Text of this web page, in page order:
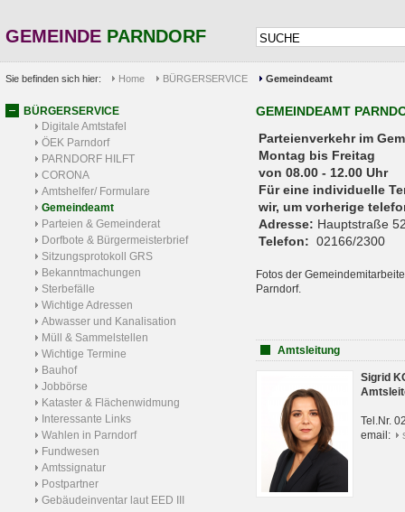
GEMEINDE PARNDORF
Sie befinden sich hier: Home BÜRGERSERVICE Gemeindeamt
BÜRGERSERVICE
Digitale Amtstafel
ÖEK Parndorf
PARNDORF HILFT
CORONA
Amtshelfer/ Formulare
Gemeindeamt
Parteien & Gemeinderat
Dorfbote & Bürgermeisterbrief
Sitzungsprotokoll GRS
Bekanntmachungen
Sterbefälle
Wichtige Adressen
Abwasser und Kanalisation
Müll & Sammelstellen
Wichtige Termine
Bauhof
Jobbörse
Kataster & Flächenwidmung
Interessante Links
Wahlen in Parndorf
Fundwesen
Amtssignatur
Postpartner
Gebäudeinventar laut EED III
GEMEINDEAMT
Parteienverkehr
Montag bis Freitag
von 08.00 - 12.00 Uhr
Für eine individuelle
wir, um vorherige
Adresse: Hauptstraße
Telefon: 02166/2300
Fotos der
Parndorf.
Amtsleitung
Sigrid
Tel.Nr.
email: